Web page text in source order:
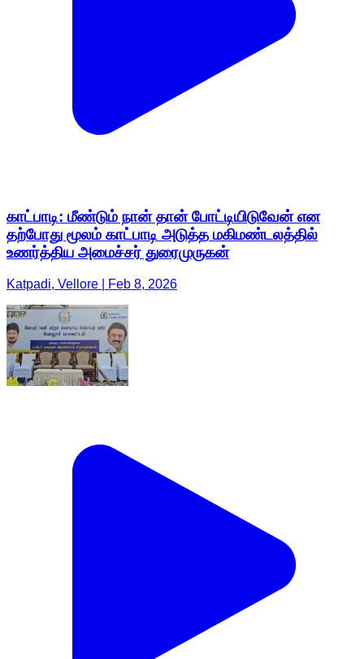
காட்பாடி: மீண்டும் நான் தான் போட்டியிடுவேன் என
தற்போது மூலம் காட்பாடி அடுத்த மகிமண்டலத்தில்
உணர்த்திய அமைச்சர் துரைமுருகன்
Katpadi, Vellore | Feb 8, 2026